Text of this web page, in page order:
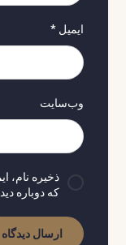
ایمیل*
وب‌سایت
ذخیره نام،
که دوباره